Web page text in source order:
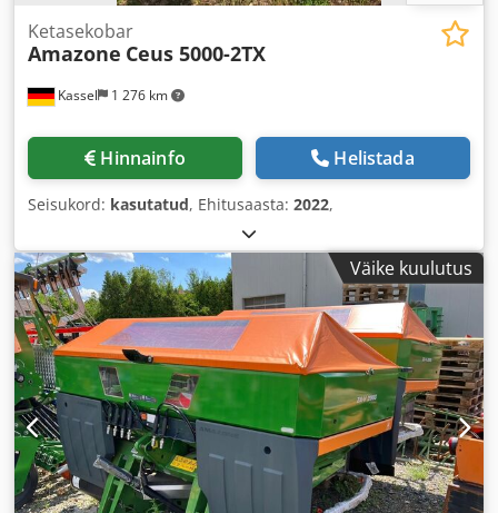
Kassel 1 276 km
Ketasekobar
Amazone Ceus 5000-2TX
Hinnainfo Helistada
Seisukord: kasutatud, Ehitusaasta: 2022,
Väike kuulutus